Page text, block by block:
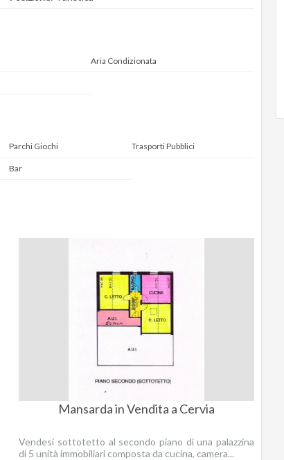
Aria Condizionata
Parchi Giochi Trasporti Pubblici
Bar
Mansarda in Vendita a Cervia
Vendesi sottotetto al secondo piano di una palazzina
di 5 unità immobiliari composta da cucina, camera...